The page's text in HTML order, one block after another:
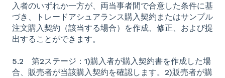
入者のいずれか一方が、両当事者間で合意した条件に基
づき、トレードアシュアランス購入契約またはサンプル
注文購入契約（該当する場合）を作成、修正、および提
出することができます。
5.2 第2ステージ：1)購入者が購入契約書を作成した場
合、販売者が当該購入契約を確認します。2)販売者が購